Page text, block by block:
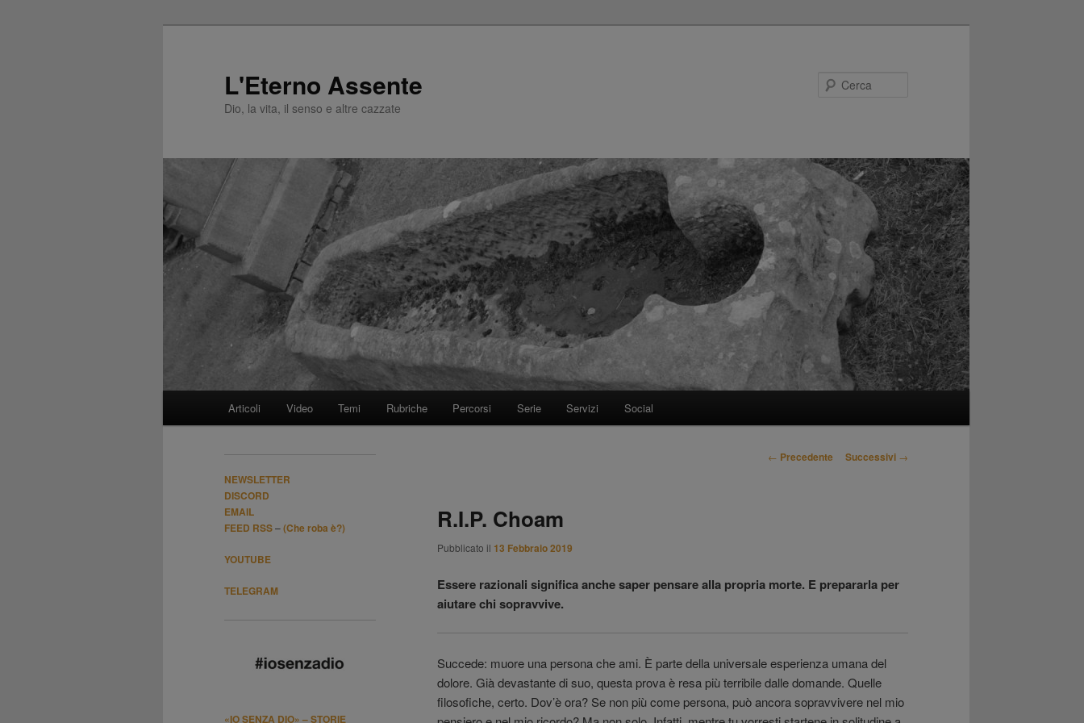
L'Eterno Assente
Dio, la vita, il senso e altre cazzate
Vai
contenuto
principale
Articoli Video Temi Rubriche Percorsi Serie Servizi Social
Navigazione
← Precedente Successivi →
R.I.P. Choam
Pubblicato il 13 Febbraio 2019
Essere razionali significa anche saper pensare alla propria morte. E prepararla per
aiutare chi sopravvive.
Succede: muore una persona che ami. È parte della universale esperienza umana del
dolore. Già devastante di suo, questa prova è resa più terribile dalle domande. Quelle
filosofiche, certo. Dov’è ora? Se non più come persona, può ancora sopravvivere nel mio
NEWSLETTER
DISCORD
EMAIL
FEED RSS–(Che roba è?)
YOUTUBE
TELEGRAM
«IO SENZA DIO» – STORIE